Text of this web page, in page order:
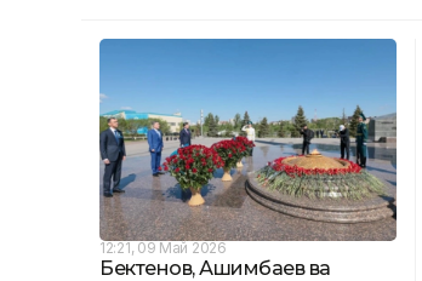
12:21, 09 Май 2026
Бектенов, Ашимбаев ва